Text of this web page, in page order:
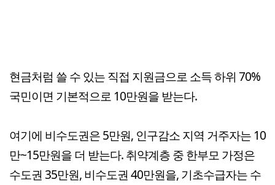
현금처럼 쓸 수 있는 직접 지원금으로 소득 하위 70%
국민이면 기본적으로 10만원을 받는다.
여기에 비수도권은 5만원, 인구감소 지역 거주자는 10
만~15만원을 더 받는다. 취약계층 중 한부모 가정은
수도권 35만원, 비수도권 40만원을, 기초수급자는 수